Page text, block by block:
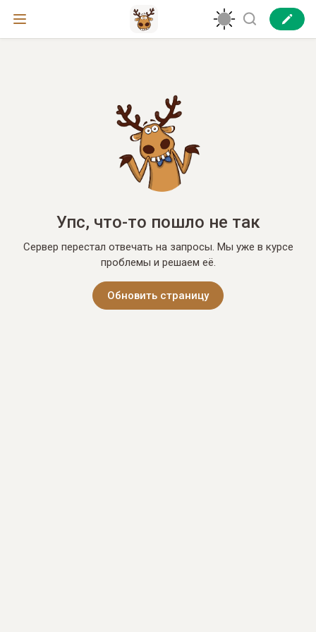
Упс, что-то пошло не так
Сервер перестал отвечать на запросы. Мы уже в курсе
проблемы и решаем её.
Обновить страницу